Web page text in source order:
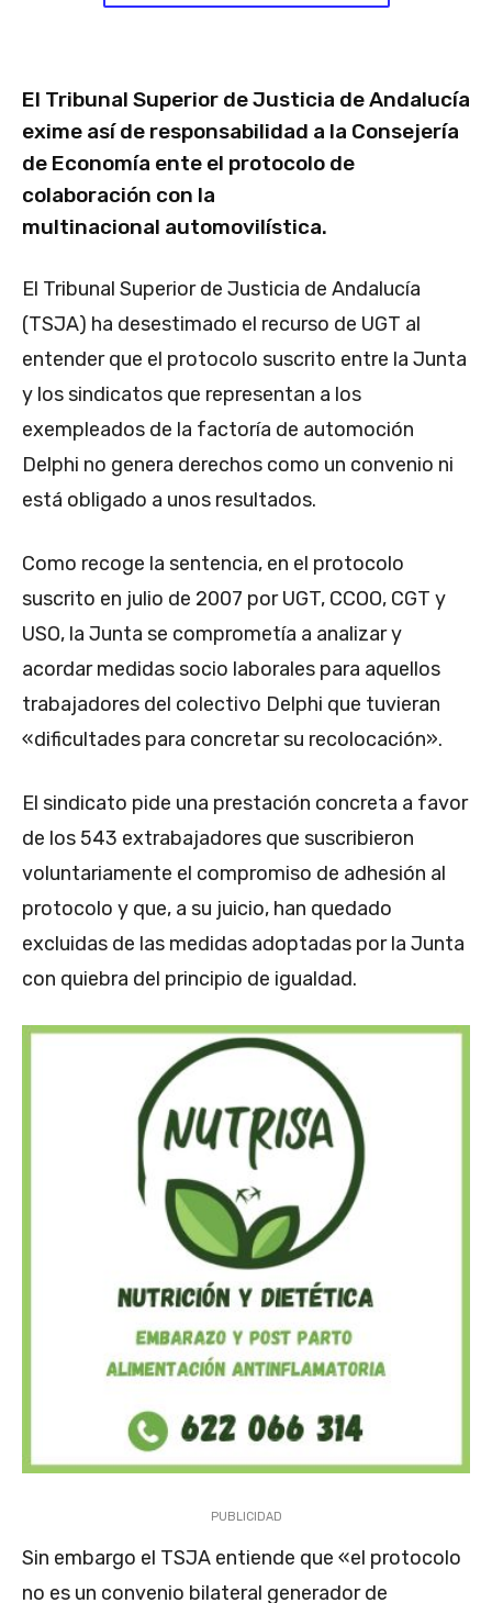
El Tribunal Superior de Justicia de Andalucía
exime así de responsabilidad a la Consejería
de Economía ente el protocolo de
colaboración con la
multinacional automovilística.
El Tribunal Superior de Justicia de Andalucía
(TSJA) ha desestimado el recurso de UGT al
entender que el protocolo suscrito entre la Junta
y los sindicatos que representan a los
exempleados de la factoría de automoción
Delphi no genera derechos como un convenio ni
está obligado a unos resultados.
Como recoge la sentencia, en el protocolo
suscrito en julio de 2007 por UGT, CCOO, CGT y
USO, la Junta se comprometía a analizar y
acordar medidas socio laborales para aquellos
trabajadores del colectivo Delphi que tuvieran
«dificultades para concretar su recolocación».
El sindicato pide una prestación concreta a favor
de los 543 extrabajadores que suscribieron
voluntariamente el compromiso de adhesión al
protocolo y que, a su juicio, han quedado
excluidas de las medidas adoptadas por la Junta
con quiebra del principio de igualdad.
PUBLICIDAD
Sin embargo el TSJA entiende que «el protocolo
no es un convenio bilateral generador de